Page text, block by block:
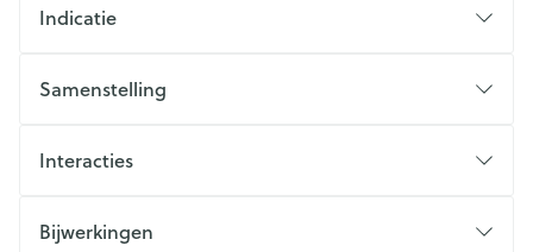
Indicatie
Samenstelling
Interacties
Bijwerkingen